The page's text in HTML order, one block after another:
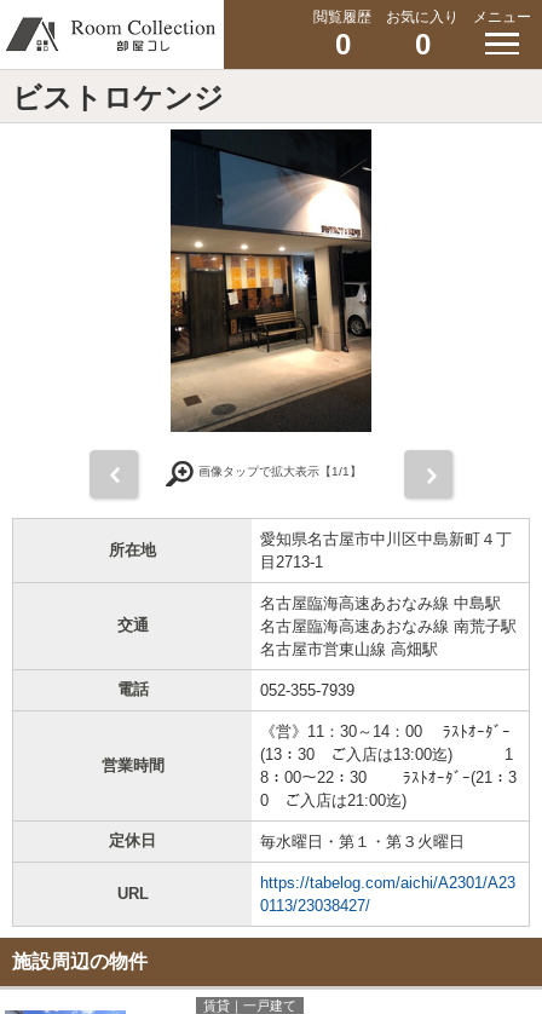
閲覧履歴
0
お気に入り
0
メニュー
ビストロケンジ
画像タップで拡大表示【1/1】
所在地
愛知県名古屋市中川区中島新町４丁
目2713-1
交通
名古屋臨海高速あおなみ線 中島駅
名古屋臨海高速あおなみ線 南荒子駅
名古屋市営東山線 高畑駅
電話 052-355-7939
営業時間
《営》11：30～14：00 ﾗｽﾄｵｰﾀﾞｰ
(13：30 ご入店は13:00迄) 1
8：00～22：30 ﾗｽﾄｵｰﾀﾞｰ(21：3
0 ご入店は21:00迄)
定休日 毎水曜日・第１・第３火曜日
URL
https://tabelog.com/aichi/A2301/A23
0113/23038427/
施設周辺の物件
賃貸｜一戸建て